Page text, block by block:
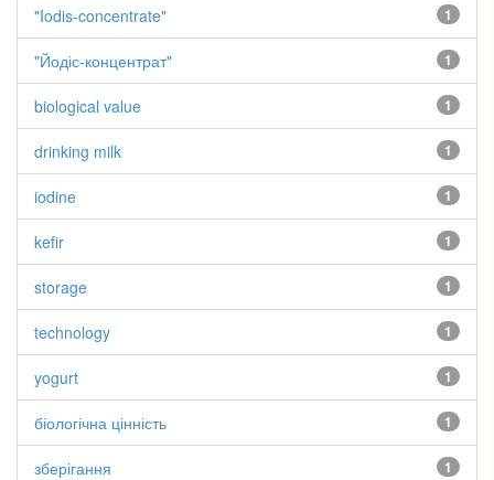
1
"Iodis-concentrate"
1
"Йодіс-концентрат"
1
biological value
1
drinking milk
1
iodine
1
kefir
1
storage
1
technology
1
yogurt
1
біологічна цінність
1
зберігання